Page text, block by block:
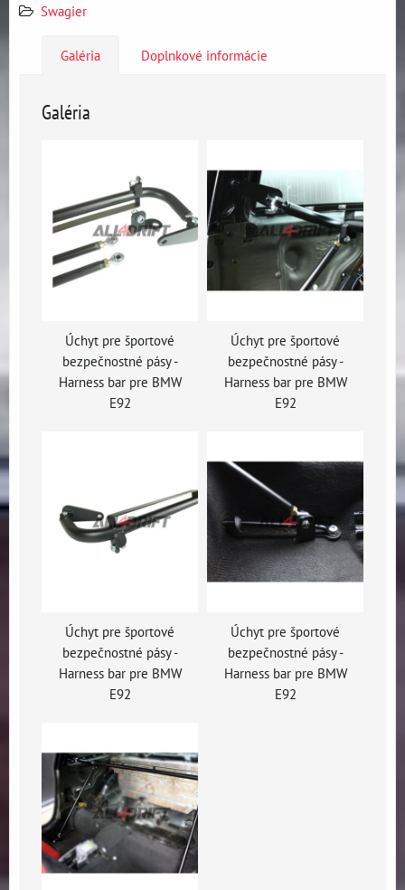
Swagier
Galéria Doplnkové informácie
Galéria
Úchyt pre športové
bezpečnostné pásy -
Harness bar pre BMW
E92
Úchyt pre športové
bezpečnostné pásy -
Harness bar pre BMW
E92
Úchyt pre športové
bezpečnostné pásy -
Harness bar pre BMW
E92
Úchyt pre športové
bezpečnostné pásy -
Harness bar pre BMW
E92